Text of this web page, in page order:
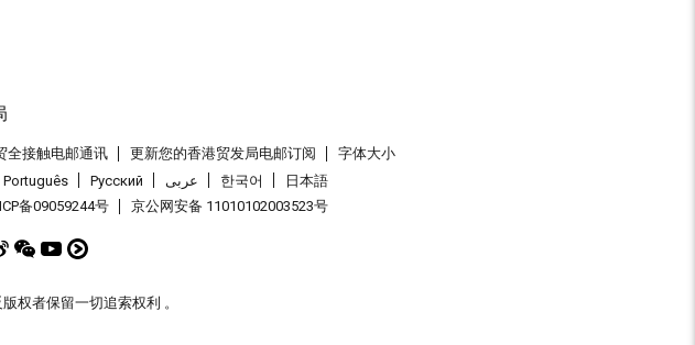
全接触电邮通讯 更新您的香港贸发局电邮订阅
字体大小
Português Pусский عربى 한국어
日本語
备09059244号 京公网安备 11010102003523号
权者保留一切追索权利 。